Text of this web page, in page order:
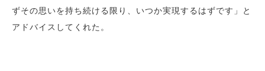
ずその思いを持ち続ける限り、いつか実現するはずです」と
アドバイスしてくれた。